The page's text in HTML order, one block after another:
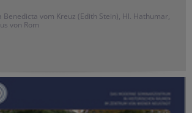
Benedicta vom Kreuz (Edith Stein), Hl. Hathumar,
von Rom